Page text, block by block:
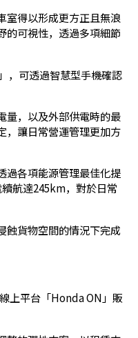
室得以形成更方正且無浪
的可視性，透過多項細節
，可透過智慧型手機確認
量，以及外部供電時的最
，讓日常營運管理更加方
過各項能源管理最佳化提
航達245km，對於日常
蝕貨物空間的情況下完成
上平台「Honda ON」販